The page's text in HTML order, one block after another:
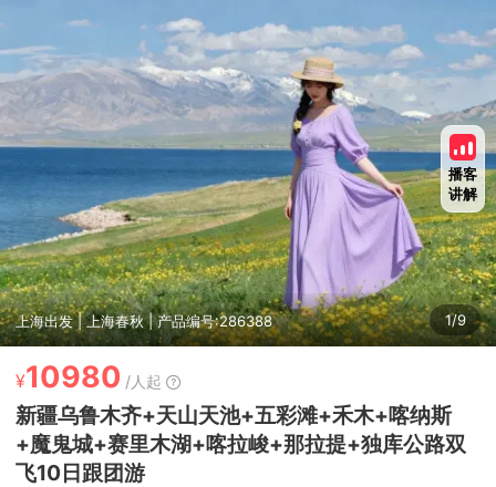
上海出发 | 上海春秋 | 产品编号:286388 1/9
播客
讲解
¥10980 /人起
新疆乌鲁木齐+天山天池+五彩滩+禾木+喀纳斯
+魔鬼城+赛里木湖+喀拉峻+那拉提+独库公路双
飞10日跟团游